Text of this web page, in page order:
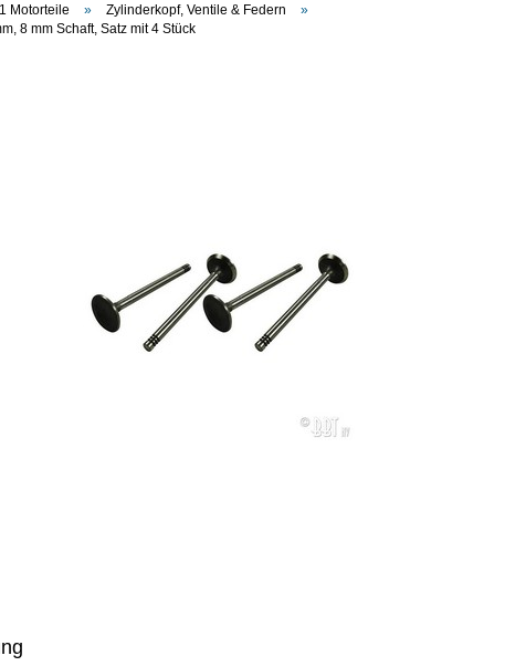
Motorteile » Zylinderkopf, Ventile & Federn
»
8 mm Schaft, Satz mit 4 Stück